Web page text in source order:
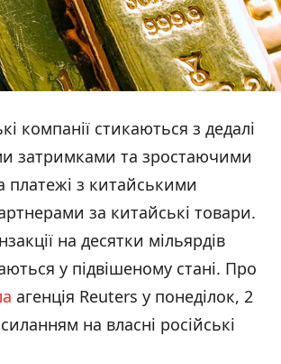
компанії стикаються з дедалі
затримками та зростаючими
платежі з китайськими
за китайські товари.
на десятки мільярдів
у підвішеному стані. Про
агенція Reuters у понеділок, 2
на власні російські